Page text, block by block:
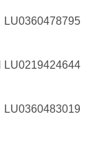
LU0360478795
LU0219424644
LU0360483019